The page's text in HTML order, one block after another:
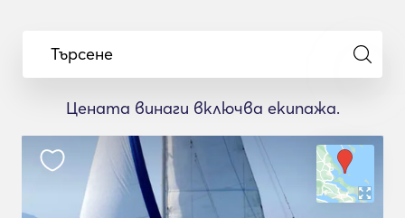
Търсене
Цената винаги включва екипажа.